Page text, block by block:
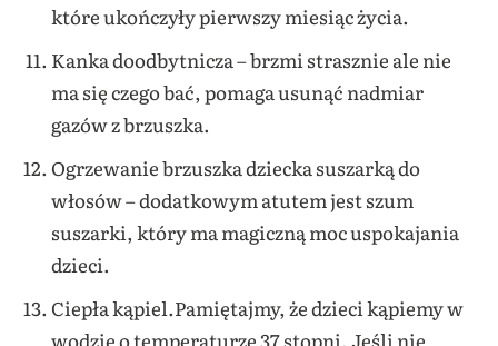
które ukończyły pierwszy miesiąc życia.
Kanka doodbytnicza – brzmi strasznie ale nie
ma się czego bać, pomaga usunąć nadmiar
gazów z brzuszka.
Ogrzewanie brzuszka dziecka suszarką do
włosów – dodatkowym atutem jest szum
suszarki, który ma magiczną moc uspokajania
dzieci.
Ciepła kąpiel.Pamiętajmy, że dzieci kąpiemy w
wodzie o temperaturze 37 stopni. Jeśli nie